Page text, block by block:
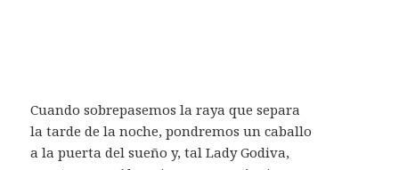
Cuando sobrepasemos la raya que separa
la tarde de la noche, pondremos un caballo
a la puerta del sueño y, tal Lady Godiva,